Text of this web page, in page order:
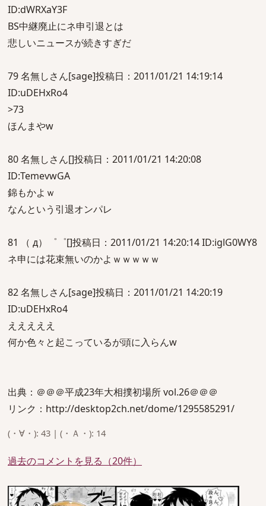
ID:dWRXaY3F
BS中継廃止にネ申引退とは
悲しいニュースが続きすぎだ
79 名無しさん[sage]投稿日：2011/01/21 14:19:14
ID:uDEHxRo4
>73
ほんまやw
80 名無しさん[]投稿日：2011/01/21 14:20:08
ID:TemevwGA
錦もかよｗ
なんという引退オンパレ
81 （ д）゜゜[]投稿日：2011/01/21 14:20:14 ID:iglG0WY8
ネ申には花束無いのかよｗｗｗｗｗ
82 名無しさん[sage]投稿日：2011/01/21 14:20:19
ID:uDEHxRo4
えええええ
何か色々と起こっているが頭に入らんw
出典：＠＠＠平成23年大相撲初場所 vol.26＠＠＠
リンク：http://desktop2ch.net/dome/1295585291/
(・∀・): 43 | (・Ａ・): 14
過去のコメントを見る（20件）